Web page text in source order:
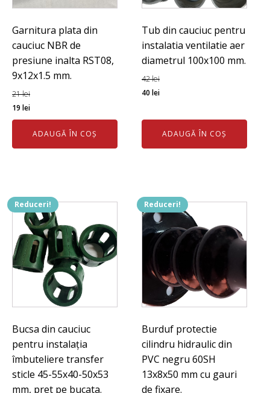
Garnitura plata din
cauciuc NBR de
presiune inalta RST08,
9x12x1.5 mm.
21lei
Prețul
inițial
fost:
19 leiPrețul
curent
este:
19 lei.
ADAUGĂ ÎN COȘ
Tub din cauciuc pentru
instalatia ventilatie aer
diametrul 100x100 mm.
42lei
Prețul
a
fost:
42 lei.
40leiPrețul
este:
40 lei.
ADAUGĂ ÎN COȘ
Reduceri!
Bucsa din cauciuc
pentru instalația
îmbuteliere transfer
sticle 45-55x40-50x53
mm, pret pe bucata.
Reduceri!
Burduf protectie
cilindru hidraulic din
PVC negru 60SH
13x8x50 mm cu gauri
de fixare.